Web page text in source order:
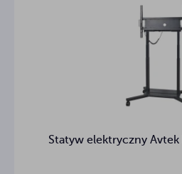
Statyw elektryczny